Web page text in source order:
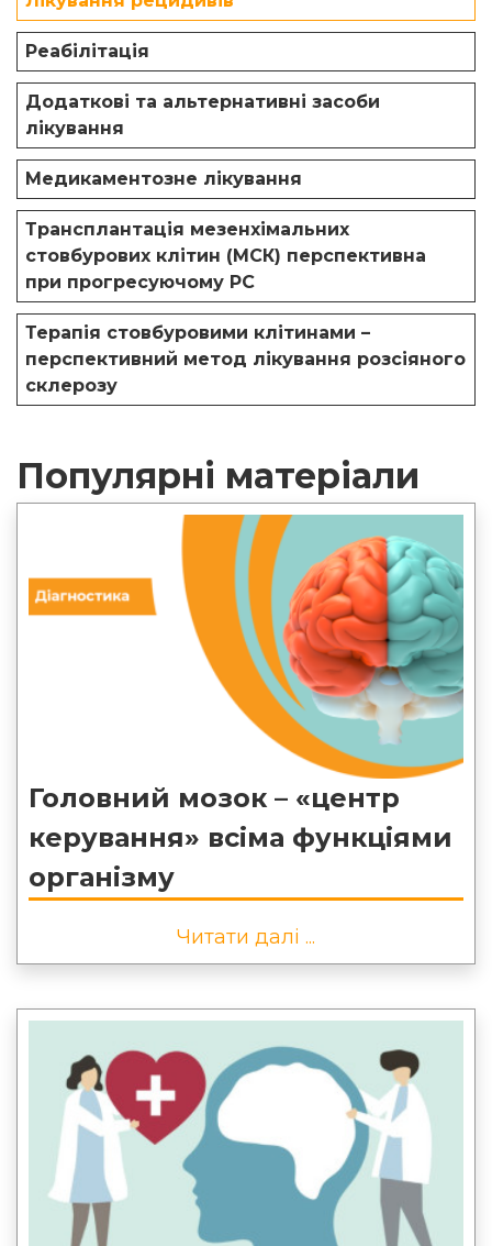
Реабілітація
Додаткові та альтернативні засоби
лікування
Медикаментозне лікування
Трансплантація мезенхімальних
стовбурових клітин (МСК) перспективна
при прогресуючому РС
Терапія стовбуровими клітинами –
перспективний метод лікування розсіяного
склерозу
Популярні матеріали
Головний мозок – «центр
керування» всіма функціями
організму
Читати далі ...